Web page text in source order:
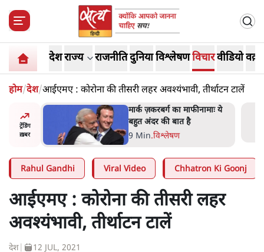
देशराज्य राजनीतिदुनियाविश्लेषणविचारवीडियो
होम/देश/आईएमए : कोरोना की तीसरी लहर अवश्यंभावी, तीर्थाटन टालें
ट्रेंडिंग
ख़बर
भागवत
मार्क ज़करबर्ग का माफीनामाः ये
बहुत अंदर की बात है
9 Min.विश्लेषण
Rahul Gandhi Viral Video Chhatron Ki Goonj
आईएमए : कोरोना की तीसरी लहर
अवश्यंभावी, तीर्थाटन टालें
देश 12 JUL, 2021